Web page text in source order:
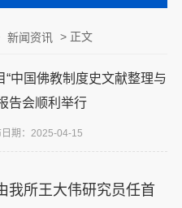
新闻资讯 > 正文
中国佛教制度史文献整理与
告会顺利举行
期：2025-04-15
我所王大伟研究员任首